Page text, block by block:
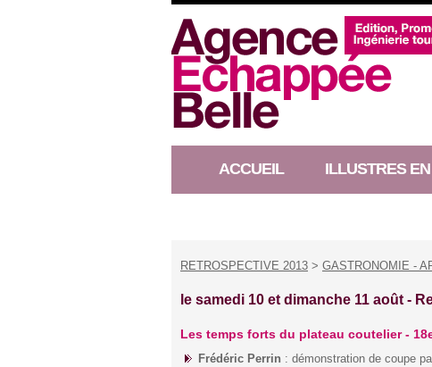
ACCUEIL ILLUSTRES
RETROSPECTIVE 2013 > GASTRONOMIE -
le samedi 10 et dimanche 11 août -
Les temps forts du plateau coutelier -
Frédéric Perrin : démonstration de coupe